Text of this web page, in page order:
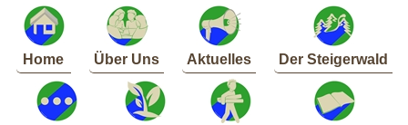
Home Über Uns Aktuelles Der Steigerwald